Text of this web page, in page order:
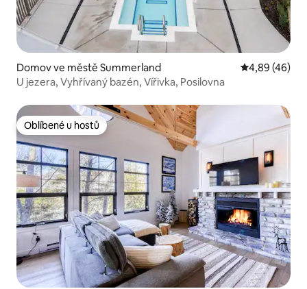
Domov ve městě Summerland Průměrné
4,89 (46)
U jezera, Vyhřívaný bazén, Vířivka, Posilovna
Oblíbené u hostů
Oblíbené u hostů